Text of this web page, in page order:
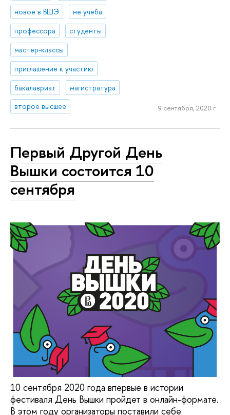
новое в ВШЭ
не учеба
профессора
студенты
мастер-классы
приглашение к участию
бакалавриат
магистратура
второе высшее
9 сентября, 2020 г.
Первый Другой День
Вышки состоится 10
сентября
10 сентября 2020 года впервые в истории
фестиваля День Вышки пройдет в онлайн-формате.
В этом году организаторы поставили себе